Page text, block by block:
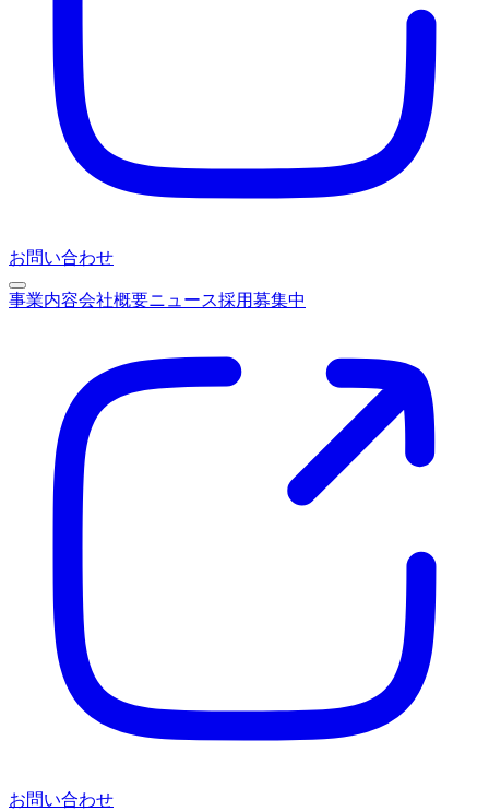
お問い合わせ
事業内容会社概要ニュース採用募集中
お問い合わせ